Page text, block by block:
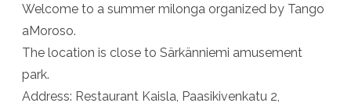
Welcome to a summer milonga organized by Tango
aMoroso.
The location is close to Särkänniemi amusement
park.
Address: Restaurant Kaisla, Paasikivenkatu 2,